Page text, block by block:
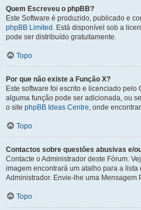
Quem Escreveu o phpBB?
Este Software é produzido, publicado e
phpBB Limited . Está disponível sob a
pode ser distribuído gratuitamente.
Topo
Por que não existe a Função X?
Este software foi escrito e licenciado pelo
alguma função pode ser adicionada, ou
o site phpBB Ideas Centre, onde
Topo
Contactos sobre questões abusivas e/
Contacte o Administrador deste Fórum.
imagem encontrará um atalho para a
Administrador. Envie-lhe uma Mensagem
Topo